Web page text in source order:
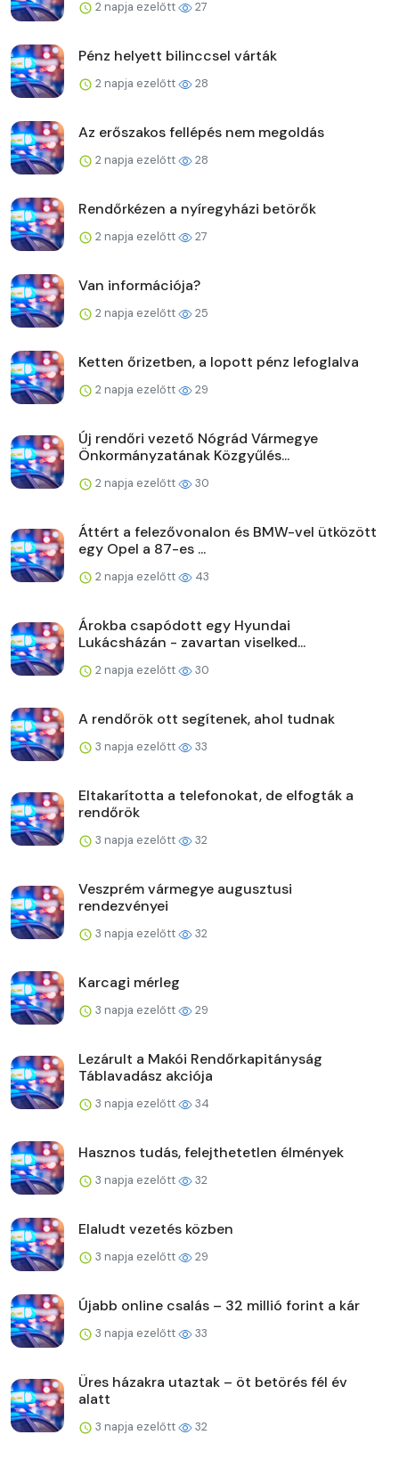
2 napja ezelőtt 27
Pénz helyett bilinccsel várták
2 napja ezelőtt 28
Az erőszakos fellépés nem megoldás
2 napja ezelőtt 28
Rendőrkézen a nyíregyházi betörők
2 napja ezelőtt 27
Van információja?
2 napja ezelőtt 25
Ketten őrizetben, a lopott pénz lefoglalva
2 napja ezelőtt 29
Új rendőri vezető Nógrád Vármegye
Önkormányzatának Közgyűlés...
2 napja ezelőtt 30
Áttért a felezővonalon és BMW-vel ütközött
egy Opel a 87-es ...
2 napja ezelőtt 43
Árokba csapódott egy Hyundai
Lukácsházán - zavartan viselked...
2 napja ezelőtt 30
A rendőrök ott segítenek, ahol tudnak
3 napja ezelőtt 33
Eltakarította a telefonokat, de elfogták a
rendőrök
3 napja ezelőtt 32
Veszprém vármegye augusztusi
rendezvényei
3 napja ezelőtt 32
Karcagi mérleg
3 napja ezelőtt 29
Lezárult a Makói Rendőrkapitányság
Táblavadász akciója
3 napja ezelőtt 34
Hasznos tudás, felejthetetlen élmények
3 napja ezelőtt 32
Elaludt vezetés közben
3 napja ezelőtt 29
Újabb online csalás – 32 millió forint a kár
3 napja ezelőtt 33
Üres házakra utaztak – öt betörés fél év
alatt
3 napja ezelőtt 32